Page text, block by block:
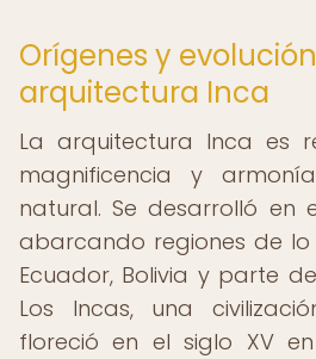
Orígenes y
arquitectura Inca
La arquitectura Inca es
magnificencia y
natural. Se desarrolló en
abarcando regiones de lo
Ecuador, Bolivia y parte
Los Incas, una
floreció en el siglo XV